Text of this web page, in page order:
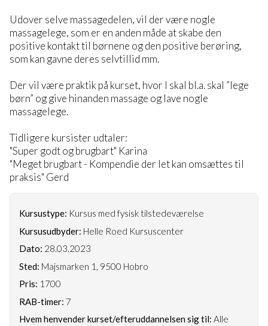
Udover selve massagedelen, vil der være nogle
massagelege, som er en anden måde at skabe den
positive kontakt til børnene og den positive berøring,
som kan gavne deres selvtillid mm.
Der vil være praktik på kurset, hvor I skal bl.a. skal ”lege
børn” og give hinanden massage og lave nogle
massagelege.
Tidligere kursister udtaler:
"Super godt og brugbart" Karina
"Meget brugbart - Kompendie der let kan omsættes til
praksis" Gerd
Kursustype: Kursus med fysisk tilstedeværelse
Kursusudbyder: Helle Roed Kursuscenter
Dato: 28.03.2023
Sted: Majsmarken 1, 9500 Hobro
Pris: 1700
RAB-timer: 7
Hvem henvender kurset/efteruddannelsen sig til: Alle